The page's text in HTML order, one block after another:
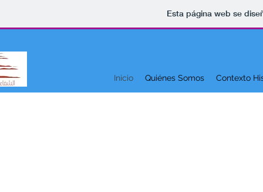
Esta página web se
Inicio Quiénes Somos Contexto